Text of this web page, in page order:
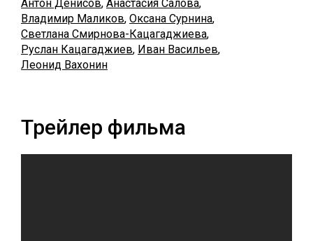
Антон Денисов, Анастасия Салова,
Владимир Маликов, Оксана Сурнина,
Светлана Смирнова-Кацагаджиева,
Руслан Кацагаджиев, Иван Васильев,
Леонид Вахонин
Трейлер фильма